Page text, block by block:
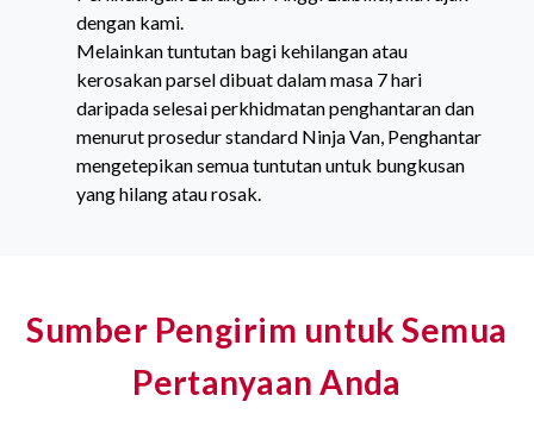
dengan kami.
Melainkan tuntutan bagi kehilangan atau
kerosakan parsel dibuat dalam masa 7 hari
daripada selesai perkhidmatan penghantaran dan
menurut prosedur standard Ninja Van, Penghantar
mengetepikan semua tuntutan untuk bungkusan
yang hilang atau rosak.
Sumber Pengirim untuk Semua
Pertanyaan Anda